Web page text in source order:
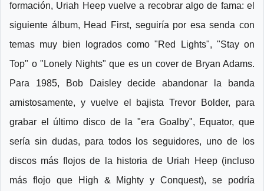
formación, Uriah Heep vuelve a recobrar algo de fama: el
siguiente álbum, Head First, seguiría por esa senda con
temas muy bien logrados como "Red Lights", "Stay on
Top" o "Lonely Nights" que es un cover de Bryan Adams.
Para 1985, Bob Daisley decide abandonar la banda
amistosamente, y vuelve el bajista Trevor Bolder, para
grabar el último disco de la "era Goalby", Equator, que
sería sin dudas, para todos los seguidores, uno de los
discos más flojos de la historia de Uriah Heep (incluso
más flojo que High & Mighty y Conquest), se podría